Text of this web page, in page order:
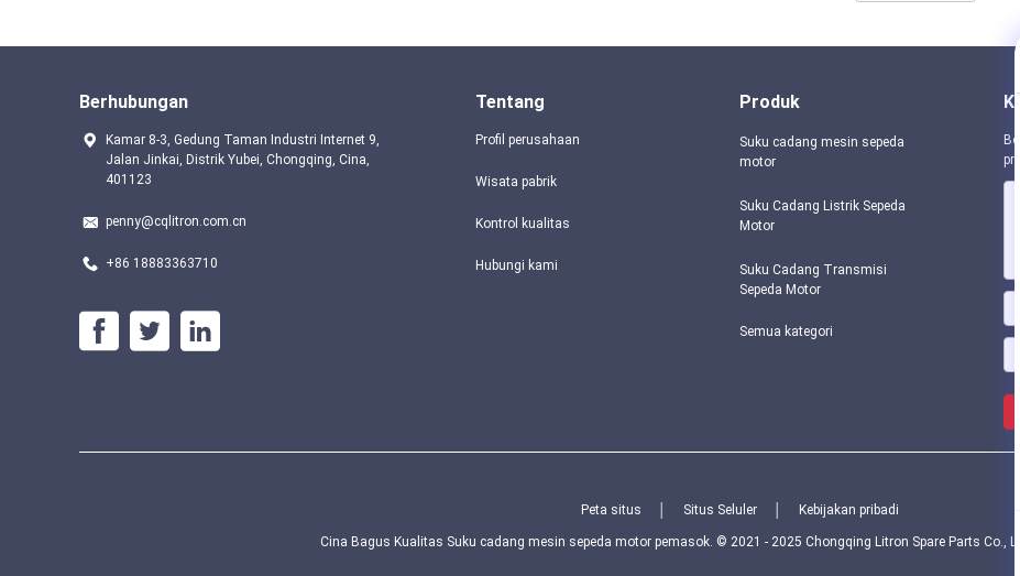
Berhubungan
Kamar 8-3, Gedung Taman Industri Internet 9,
Jalan Jinkai, Distrik Yubei, Chongqing, Cina,
401123
penny@cqlitron.com.cn
+86 18883363710
Tentang
Profil perusahaan
Wisata pabrik
Kontrol kualitas
Hubungi kami
Produk
Suku cadang mesin sepeda
motor
Suku Cadang Listrik Sepeda
Motor
Suku Cadang Transmisi
Sepeda Motor
Semua kategori
Peta situs Situs Seluler Kebijakan pribadi
Cina Bagus Kualitas Suku cadang mesin sepeda motor pemasok. © 2021 - 2025 Chongqing Litron Spare Parts Co.,